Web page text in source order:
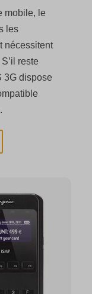
mobile, le
les
nécessitent
reste
3G dispose